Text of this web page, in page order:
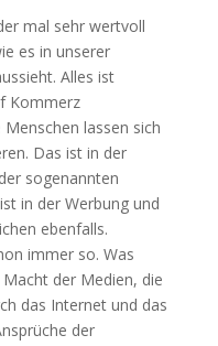
mal sehr wertvoll
es in unserer
Alles ist
Kommerz
lassen sich
Das ist in der
sogenannten
in der Werbung und
ebenfalls.
immer so. Was
der Medien, die
das Internet und das
der